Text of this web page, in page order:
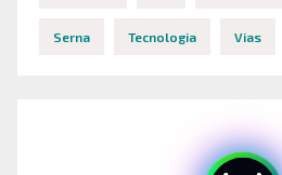
Serna Tecnologia Vias